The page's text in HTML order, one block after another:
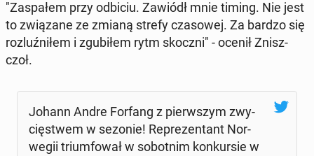
"Za­spa­łem przy odbiciu. Zawiódł mnie timing. Nie jest
to zwią­za­ne ze zmianą strefy cza­so­wej. Za bardzo się
roz­luź­ni­łem i zgu­bi­łem rytm skoczni" - ocenił Znisz­
czoł.
Johann Andre Forfang z pierw­szym zwy­
cię­stwem w sezonie! Re­pre­zen­tant Nor­
we­gii trium­fo­wał w so­bot­nim kon­kur­sie w